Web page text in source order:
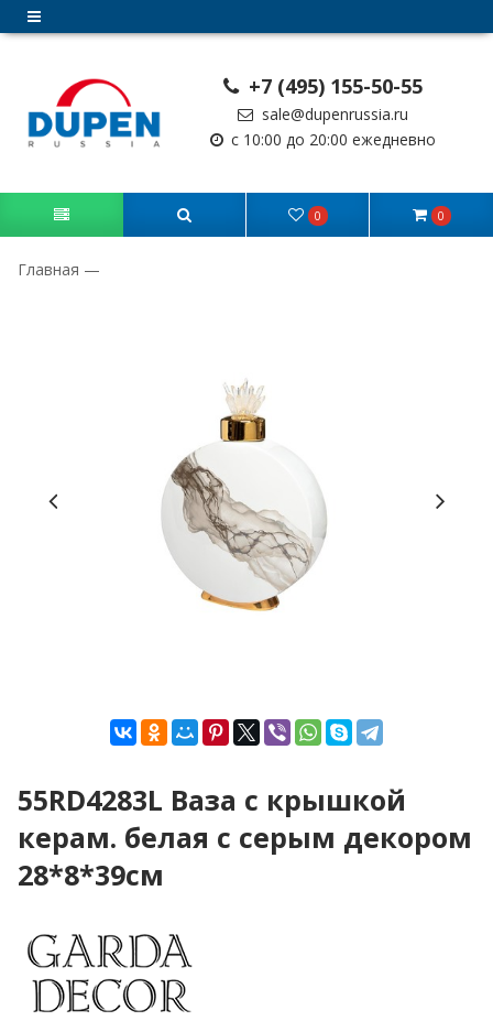
+7 (495) 155-50-55
sale@dupenrussia.ru
с 10:00 до 20:00 ежедневно
0 0
Главная —
55RD4283L Ваза с крышкой
керам. белая с серым декором
28*8*39см